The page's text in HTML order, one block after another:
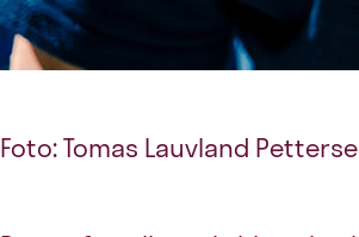
Foto: Tomas Lauvland